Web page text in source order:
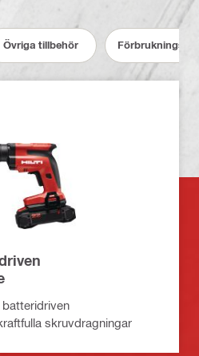
Övriga tillbehör
skruvdragningar